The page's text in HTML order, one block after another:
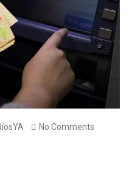
No Comments